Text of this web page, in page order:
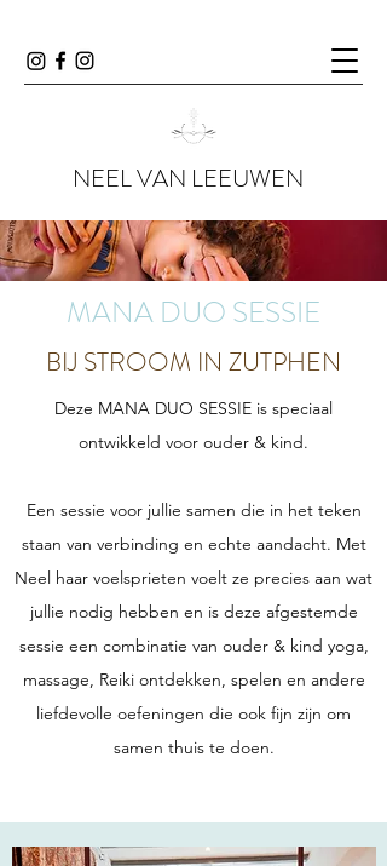
NEEL VAN LEEUWEN
MANA DUO SESSIE
BIJ STROOM IN ZUTPHEN
Deze MANA DUO SESSIE is speciaal
ontwikkeld voor ouder & kind.
Een sessie voor jullie samen die in het teken
staan van verbinding en echte aandacht. ​Met
Neel haar voelsprieten voelt ze precies aan wat
jullie nodig hebben en is deze afgestemde
sessie een combinatie van ouder & kind yoga,
massage, Reiki ontdekken, spelen en andere
liefdevolle oefeningen die ook fijn zijn om
samen thuis te doen.​